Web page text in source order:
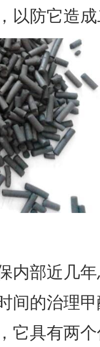
以防它造
内部近几
间的治理
它具有两